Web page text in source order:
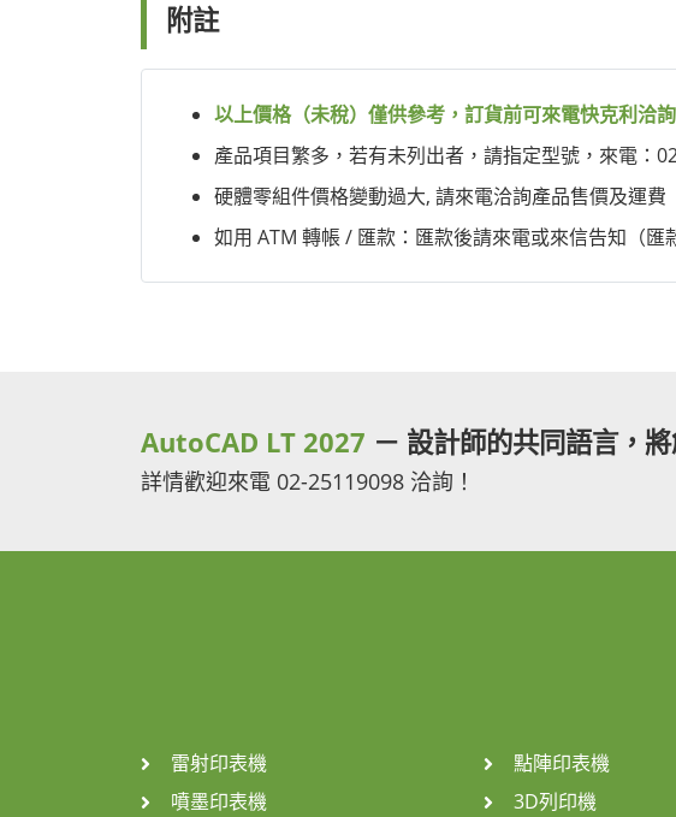
附註
以上價格（未稅）僅供參考，訂貨前可來電快克利洽
產品項目繁多，若有未列出者，請指定型號，來電：
硬體零組件價格變動過大, 請來電洽詢產品售價及運費
如用 ATM 轉帳 / 匯款：匯款後請來電或來信告知（
AutoCAD LT 2027 － 設計師的共同語言，
詳情歡迎來電 02-25119098 洽詢！
雷射印表機
噴墨印表機
點陣印表機
3D列印機